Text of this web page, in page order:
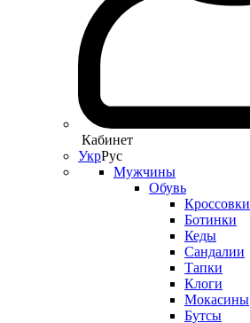
Кабинет
УкрРус
Мужчины
Обувь
Кроссовки
Ботинки
Кеды
Сандалии
Тапки
Клоги
Мокасины
Бутсы